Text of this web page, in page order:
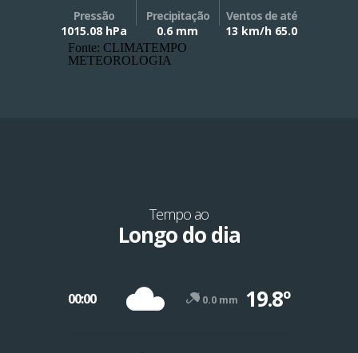
Pressão
1015.08 hPa
Precipitação
0.6 mm
Ventos de até
13 km/h 65.0
Fonte: CLIMATEMPO
METEOROLOGIA
Tempo ao
Longo do dia
00:00 0.0 mm 19.8º